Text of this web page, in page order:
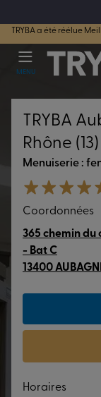
MENU
TRYBA
Rhône (13)
Menuiserie :
Coordonnées
365 chemin du
- Bat C
13400
Horaires